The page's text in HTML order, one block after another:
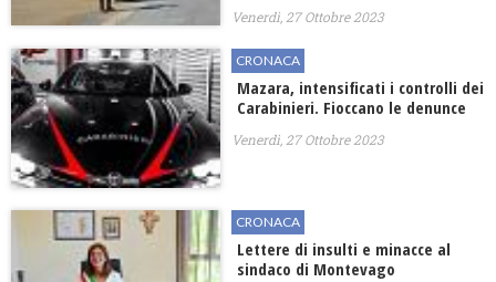
Venerdì, 27 Ottobre 2023
CRONACA
Mazara, intensificati i controlli dei
Carabinieri. Fioccano le denunce
Venerdì, 27 Ottobre 2023
CRONACA
Lettere di insulti e minacce al
sindaco di Montevago